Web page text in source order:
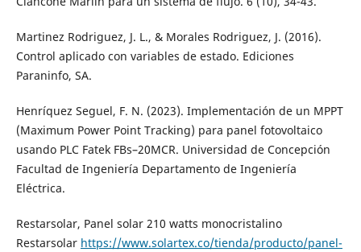
Martinez Rodriguez, J. L., & Morales Rodriguez, J. (2016).
Control aplicado con variables de estado. Ediciones
Paraninfo, SA.
Henríquez Seguel, F. N. (2023). Implementación de un MPPT
(Maximum Power Point Tracking) para panel fotovoltaico
usando PLC Fatek FBs–20MCR. Universidad de Concepción
Facultad de Ingeniería Departamento de Ingeniería
Eléctrica.
Restarsolar, Panel solar 210 watts monocristalino
Restarsolar https://www.solartex.co/tienda/producto/panel-